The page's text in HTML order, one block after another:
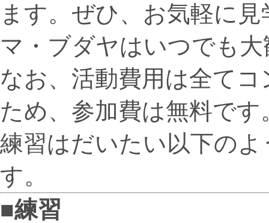
ます。ぜひ、お気軽に
マ・ブダヤはいつでも
なお、活動費用は全て
ため、参加費は無料です
練習はだいたい以下の
す。
■練習